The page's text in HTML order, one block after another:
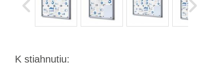
K stiahnutiu: